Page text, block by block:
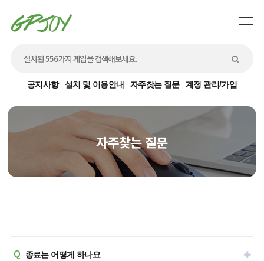
공지사항 설치 및 이용안내 자주찾는 질문 계정 관리/가입
자주찾는 질문
Q 종료는 어떻게 하나요